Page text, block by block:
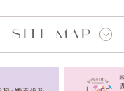
SITE MAP